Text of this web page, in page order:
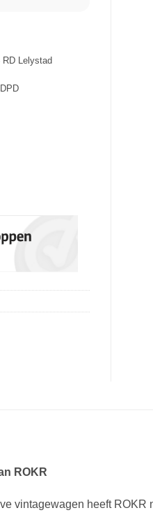
RD Lelystad
ROKR
vintagewagen heeft ROKR